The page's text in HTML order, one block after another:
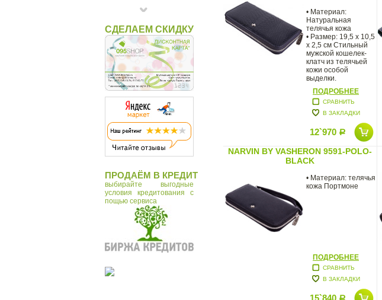
СДЕЛАЕМ СКИДКУ
ПРОДАЁМ В КРЕДИТ
выбирайте выгодные
условия кредитования с
пощью сервиса
• Материал:
Натуральная
телячья кожа
• Размер: 19,5 х 10,5
х 2,5 см Стильный
мужской кошелек-
клатч из телячьей
кожи особой
выделки.
ПОДРОБНЕЕ
СРАВНИТЬ
В ЗАКЛАДКИ
12`970 Р
NARVIN BY VASHERON 9591-POLO-
BLACK
• Материал: телячья
кожа Портмоне
ПОДРОБНЕЕ
СРАВНИТЬ
В ЗАКЛАДКИ
15`840 Р